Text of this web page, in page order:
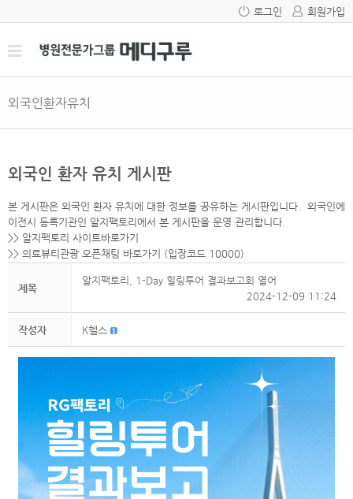
로그인 회원가입
외국인환자유치
외국인 환자 유치 게시판
본 게시판은 외국인 환자 유치에 대한 정보를 공유하는 게시판입니다. 외국인에
이전시 등록기관인 알지팩토리에서 본 게시판을 운영 관리합니다.
>> 알지팩토리 사이트바로가기
>> 의료뷰티관광 오픈채팅 바로가기 (입장코드 10000)
제목
알지팩토리, 1-Day 힐링투어 결과보고회 열어
2024-12-09 11:24
작성자 K헬스